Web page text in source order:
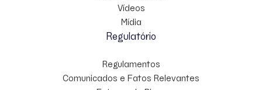
Vídeos
Mídia
Regulatório
Regulamentos
Comunicados e Fatos Relevantes